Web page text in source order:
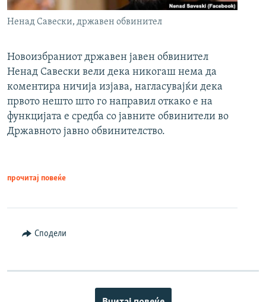
Ненад Савески, државен обвинител
Новоизбраниот државен јавен обвинител
Ненад Савески вели дека никогаш нема да
коментира ничија изјава, нагласувајќи дека
првото нешто што го направил откако е на
функцијата е средба со јавните обвинители во
Државното јавно обвинителство.
прочитај повеќе
Сподели